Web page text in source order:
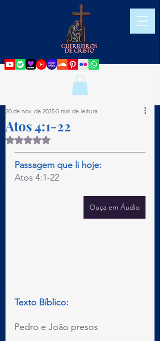
Atos 4:1-22
20 de nov. de 2025 5 min de leitura
Avaliado com NaN de 5 estrelas.
Passagem que li hoje:
Atos 4:1-22
Ouça em Áudio
Texto Bíblico:
Pedro e João presos